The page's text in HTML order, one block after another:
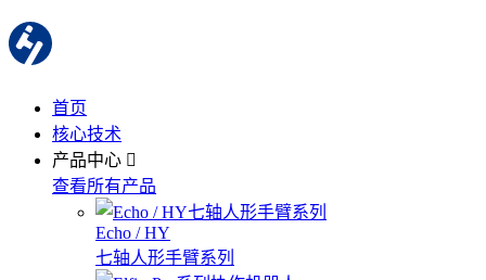
首页
核心技术
产品中心
查看所有产品
Echo / HY
七轴人形手臂系列